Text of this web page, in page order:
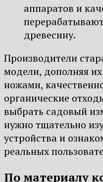
аппаратов и
древесину.
Производители
модели, дополняя
ножами,
органические
выбрать садовый
нужно тщательно
устройства и
реальных
По материалу